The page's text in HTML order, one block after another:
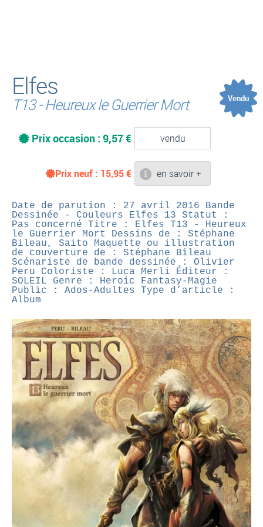
Elfes
T13 - Heureux le Guerrier Mort Vendu
Prix occasion : 9,57 € vendu
Prix neuf : 15,95€ en savoir +
Date de parution : 27 avril 2016 Bande
Dessinée - Couleurs Elfes 13 Statut :
Pas concerné Titre : Elfes T13 - Heureux
le Guerrier Mort
Dessins de : Stéphane
Bileau, Saito Maquette ou illustration
de couverture de : Stéphane Bileau
Scénariste de bande dessinée : Olivier
Peru Coloriste : Luca Merli Éditeur :
SOLEIL Genre : Heroic Fantasy-Magie
Public : Ados-Adultes Type d’article :
Album